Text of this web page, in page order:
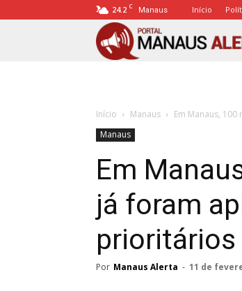
24.2 C Manaus Início
Início Manaus
Em Manaus,
Manaus
Em
já foram
prioritários
Por Manaus Alerta - 11 de